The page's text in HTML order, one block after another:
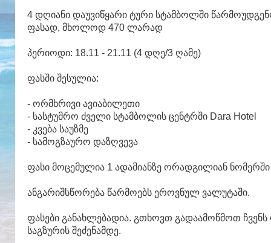
4 დღიანი დაუვიწყარი ტური სტამბოლში
ფასად, მხოლოდ 470 ლარად
პერიოდი: 18.11 - 21.11 (4 დღე/3 ღამე)
ფასში შესულია:
- ორმხრივი ავიაბილეთი
- სასტუმრო ძველი სტამბოლის ცენტრში Dara Hotel
- კვება საუზმე
- სამოგზაურო დაზღვევა
ფასი მოცემულია 1 ადამიანზე ორადგილიან ნომერში
ანგარიშსწორება წარმოებს ეროვნულ ვალუტაში.
ფასები განახლებადია. გთხოვთ გადაამოწმოთ
საგზურის შეძენამდე.